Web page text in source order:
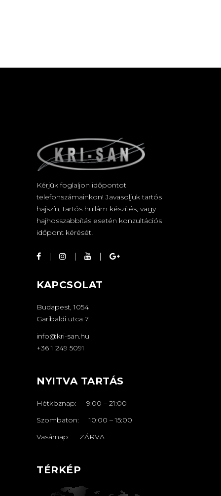
Kérjük foglaljon időpontot
telefonszámainkon! Javasoljuk tartós
hajszín, tartós hullám készítés, vagy
hajhosszabbítás esetén konzultációs
időpont kérését!
KAPCSOLAT
Budapest, 1054
Garibaldi utca 7.
info@kri-san.hu
+36 1 249 5091
NYITVA TARTÁS
Hétköznap: 9:00 – 21:00
Szombaton:10:00 – 15:00
Vasárnap: ZÁRVA
TÉRKÉP